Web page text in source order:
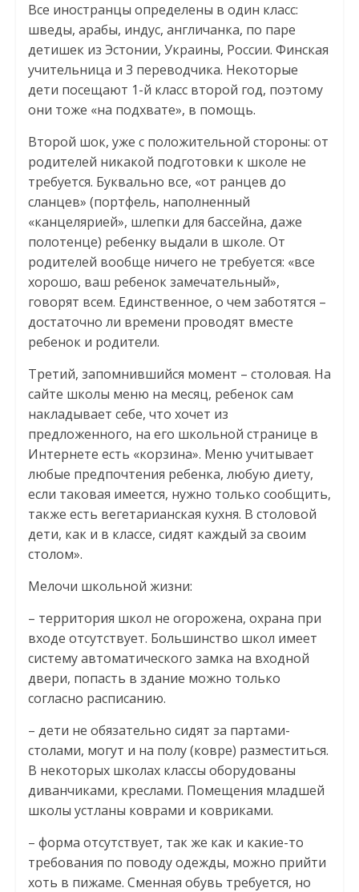
Все иностранцы определены в один класс:
шведы, арабы, индус, англичанка, по паре
детишек из Эстонии, Украины, России. Финская
учительница и 3 переводчика. Некоторые
дети посещают 1-й класс второй год, поэтому
они тоже «на подхвате», в помощь.
Второй шок, уже с положительной стороны: от
родителей никакой подготовки к школе не
требуется. Буквально все, «от ранцев до
сланцев» (портфель, наполненный
«канцелярией», шлепки для бассейна, даже
полотенце) ребенку выдали в школе. От
родителей вообще ничего не требуется: «все
хорошо, ваш ребенок замечательный»,
говорят всем. Единственное, о чем заботятся –
достаточно ли времени проводят вместе
ребенок и родители.
Третий, запомнившийся момент – столовая. На
сайте школы меню на месяц, ребенок сам
накладывает себе, что хочет из
предложенного, на его школьной странице в
Интернете есть «корзина». Меню учитывает
любые предпочтения ребенка, любую диету,
если таковая имеется, нужно только сообщить,
также есть вегетарианская кухня. В столовой
дети, как и в классе, сидят каждый за своим
столом».
Мелочи школьной жизни:
– территория школ не огорожена, охрана при
входе отсутствует. Большинство школ имеет
систему автоматического замка на входной
двери, попасть в здание можно только
согласно расписанию.
– дети не обязательно сидят за партами-
столами, могут и на полу (ковре) разместиться.
В некоторых школах классы оборудованы
диванчиками, креслами. Помещения младшей
школы устланы коврами и ковриками.
– форма отсутствует, так же как и какие-то
требования по поводу одежды, можно прийти
хоть в пижаме. Сменная обувь требуется, но